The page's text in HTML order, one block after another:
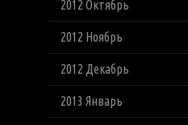
2012 Октябрь
2012 Ноябрь
2012 Декабрь
2013 Январь